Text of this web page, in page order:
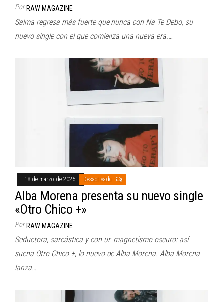
Por RAW MAGAZINE
Salma regresa más fuerte que nunca con Na Te Debo, su
nuevo single con el que comienza una nueva era.…
18 de marzo de 2025 Desactivado
Alba Morena presenta su nuevo single
«Otro Chico +»
Por RAW MAGAZINE
Seductora, sarcástica y con un magnetismo oscuro: así
suena Otro Chico +, lo nuevo de Alba Morena. Alba Morena
lanza…